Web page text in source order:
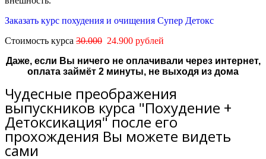
Заказать курс похудения и очищения Супер Детокс
Стоимость курса 30.000 24.900 рублей
Даже, если Вы ничего не оплачивали через интернет,
оплата займёт 2 минуты, не выходя из дома
Чудесные преображения
выпускников курса "Похудение +
Детоксикация" после его
прохождения Вы можете видеть
сами